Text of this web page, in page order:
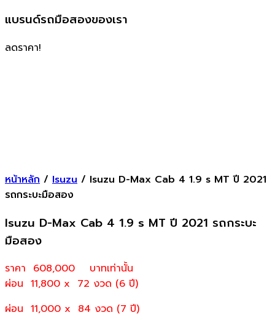
แบรนด์รถมือสองของเรา
ลดราคา!
หน้าหลัก / Isuzu / Isuzu D-Max Cab 4 1.9 s MT ปี 2021
รถกระบะมือสอง
Isuzu D-Max Cab 4 1.9 s MT ปี 2021 รถกระบะ
มือสอง
ราคา 608,000
บาทเท่านั้น
ผ่อน 11,800 x 72 งวด (6 ปี)
ผ่อน 11,000 x 84 งวด (7 ปี)